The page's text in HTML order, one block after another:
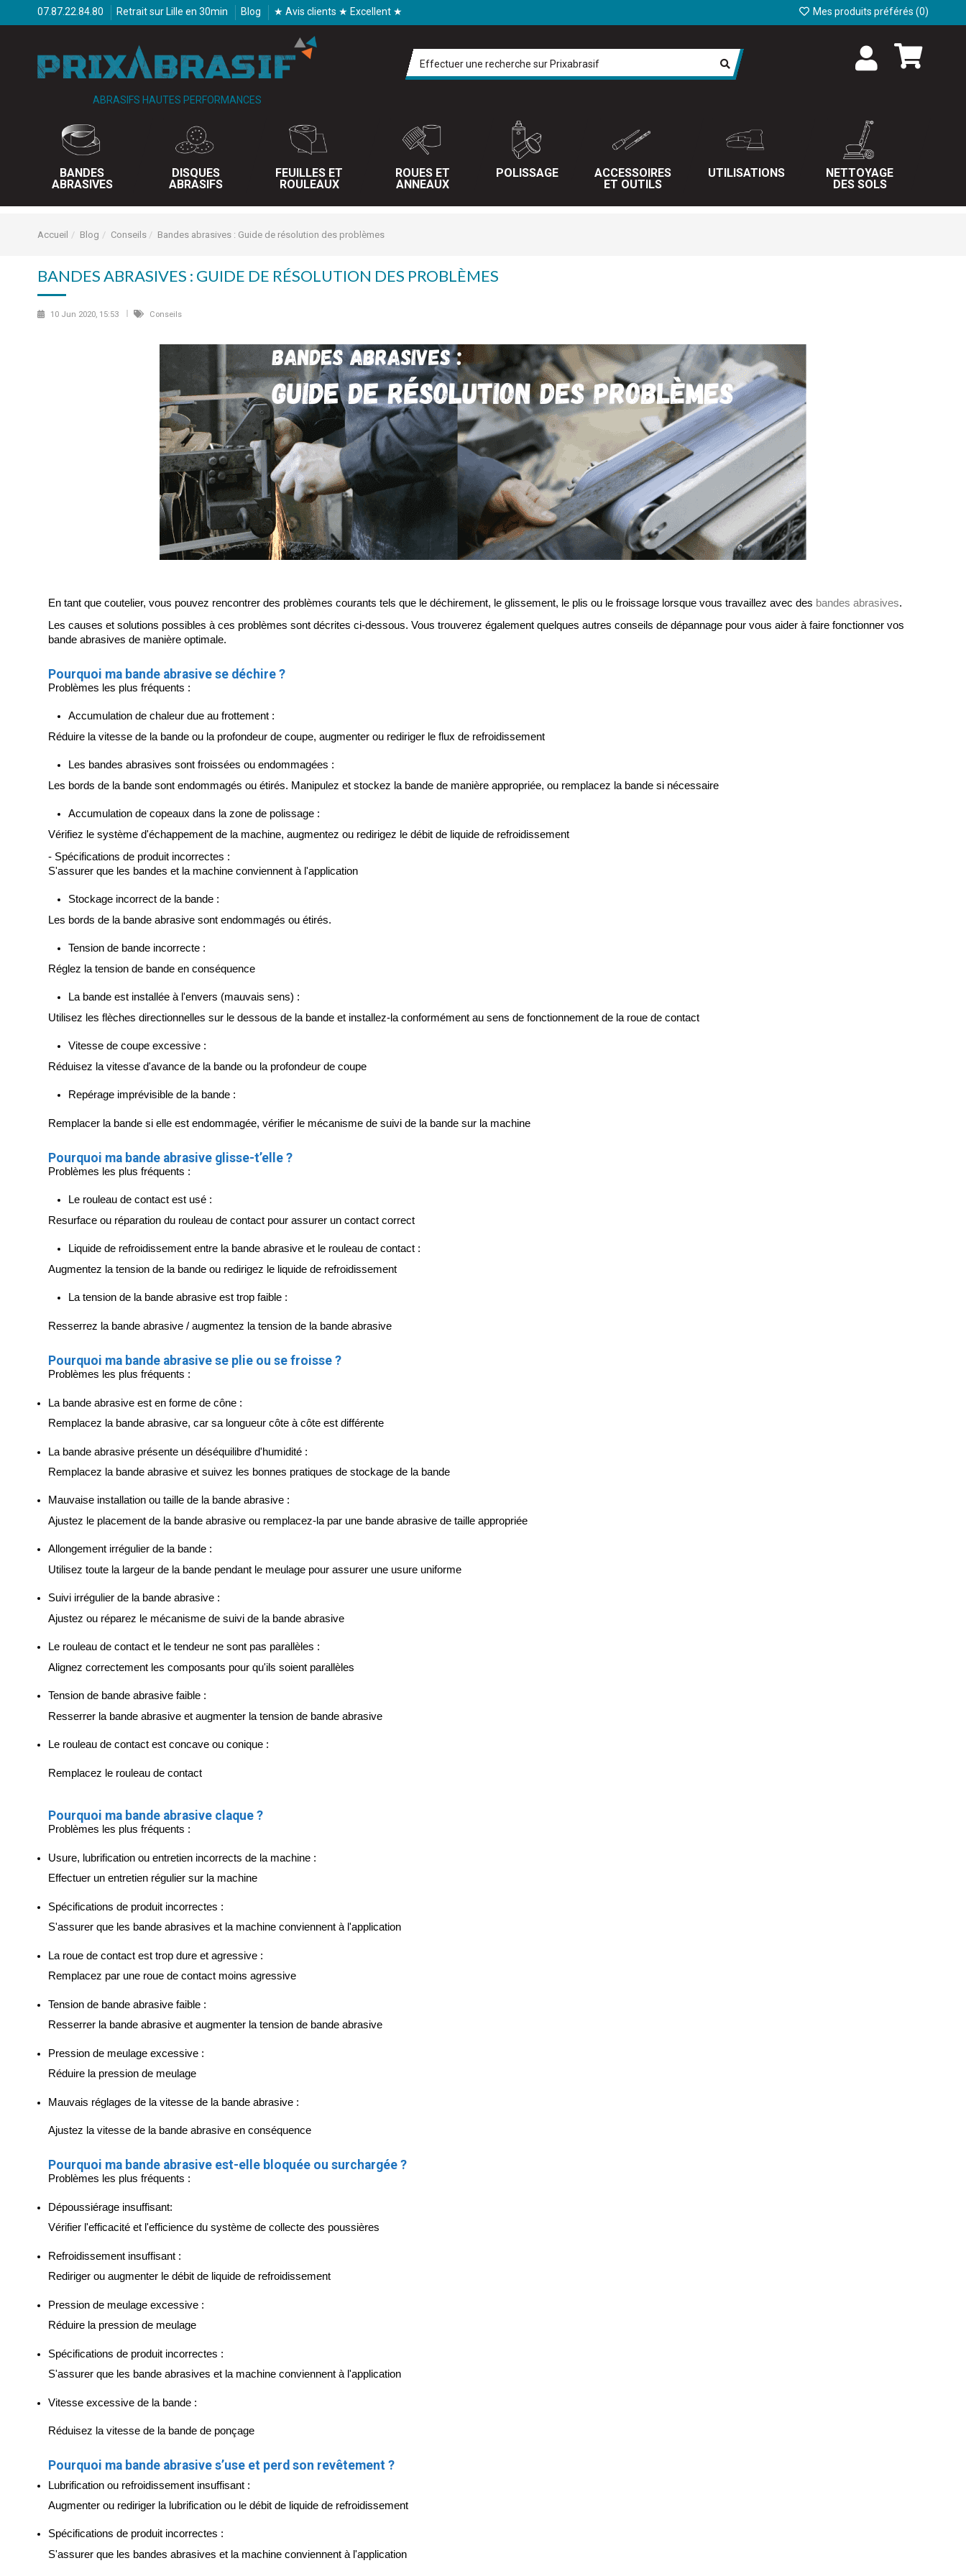
07.87.22.84.80 Retrait sur Lille en 30min Blog ★ Avis clients ★ Excellent ★ Mes produits préférés (0)
ABRASIFS HAUTES PERFORMANCES
BANDES
ABRASIVES
DISQUES
ABRASIFS
FEUILLES ET
ROULEAUX
ROUES ET
ANNEAUX
POLISSAGE
ACCESSOIRES
ET OUTILS
UTILISATIONS
NETTOYAGE
DES SOLS
Accueil Blog Conseils Bandes abrasives : Guide de résolution des problèmes
BANDES ABRASIVES : GUIDE DE RÉSOLUTION DES PROBLÈMES
10 Jun 2020, 15:53 Conseils
En tant que coutelier, vous pouvez rencontrer des problèmes courants tels que le déchirement, le glissement, le plis ou le froissage lorsque vous travaillez avec des bandes abrasives.
Les causes et solutions possibles à ces problèmes sont décrites ci-dessous. Vous trouverez également quelques autres conseils de dépannage pour vous aider à faire fonctionner vos
bande abrasives de manière optimale.
Pourquoi ma bande abrasive se déchire ?
Problèmes les plus fréquents :
Accumulation de chaleur due au frottement :
Réduire la vitesse de la bande ou la profondeur de coupe, augmenter ou rediriger le flux de refroidissement
Les bandes abrasives sont froissées ou endommagées :
Les bords de la bande sont endommagés ou étirés. Manipulez et stockez la bande de manière appropriée, ou remplacez la bande si nécessaire
Accumulation de copeaux dans la zone de polissage :
Vérifiez le système d'échappement de la machine, augmentez ou redirigez le débit de liquide de refroidissement
- Spécifications de produit incorrectes :
S'assurer que les bandes et la machine conviennent à l'application
Stockage incorrect de la bande :
Les bords de la bande abrasive sont endommagés ou étirés.
Tension de bande incorrecte :
Réglez la tension de bande en conséquence
La bande est installée à l'envers (mauvais sens) :
Utilisez les flèches directionnelles sur le dessous de la bande et installez-la conformément au sens de fonctionnement de la roue de contact
Vitesse de coupe excessive :
Réduisez la vitesse d'avance de la bande ou la profondeur de coupe
Repérage imprévisible de la bande :
Remplacer la bande si elle est endommagée, vérifier le mécanisme de suivi de la bande sur la machine
Pourquoi ma bande abrasive glisse-t’elle ?
Problèmes les plus fréquents :
Le rouleau de contact est usé :
Resurface ou réparation du rouleau de contact pour assurer un contact correct
Liquide de refroidissement entre la bande abrasive et le rouleau de contact :
Augmentez la tension de la bande ou redirigez le liquide de refroidissement
La tension de la bande abrasive est trop faible :
Resserrez la bande abrasive / augmentez la tension de la bande abrasive
Pourquoi ma bande abrasive se plie ou se froisse ?
Problèmes les plus fréquents :
La bande abrasive est en forme de cône :
Remplacez la bande abrasive, car sa longueur côte à côte est différente
La bande abrasive présente un déséquilibre d'humidité :
Remplacez la bande abrasive et suivez les bonnes pratiques de stockage de la bande
Mauvaise installation ou taille de la bande abrasive :
Ajustez le placement de la bande abrasive ou remplacez-la par une bande abrasive de taille appropriée
Allongement irrégulier de la bande :
Utilisez toute la largeur de la bande pendant le meulage pour assurer une usure uniforme
Suivi irrégulier de la bande abrasive :
Ajustez ou réparez le mécanisme de suivi de la bande abrasive
Le rouleau de contact et le tendeur ne sont pas parallèles :
Alignez correctement les composants pour qu'ils soient parallèles
Tension de bande abrasive faible :
Resserrer la bande abrasive et augmenter la tension de bande abrasive
Le rouleau de contact est concave ou conique :
Remplacez le rouleau de contact
Pourquoi ma bande abrasive claque ?
Problèmes les plus fréquents :
Usure, lubrification ou entretien incorrects de la machine :
Effectuer un entretien régulier sur la machine
Spécifications de produit incorrectes :
S'assurer que les bande abrasives et la machine conviennent à l'application
La roue de contact est trop dure et agressive :
Remplacez par une roue de contact moins agressive
Tension de bande abrasive faible :
Resserrer la bande abrasive et augmenter la tension de bande abrasive
Pression de meulage excessive :
Réduire la pression de meulage
Mauvais réglages de la vitesse de la bande abrasive :
Ajustez la vitesse de la bande abrasive en conséquence
Pourquoi ma bande abrasive est-elle bloquée ou surchargée ?
Problèmes les plus fréquents :
Dépoussiérage insuffisant:
Vérifier l'efficacité et l'efficience du système de collecte des poussières
Refroidissement insuffisant :
Rediriger ou augmenter le débit de liquide de refroidissement
Pression de meulage excessive :
Réduire la pression de meulage
Spécifications de produit incorrectes :
S'assurer que les bande abrasives et la machine conviennent à l'application
Vitesse excessive de la bande :
Réduisez la vitesse de la bande de ponçage
Pourquoi ma bande abrasive s’use et perd son revêtement ?
Lubrification ou refroidissement insuffisant :
Augmenter ou rediriger la lubrification ou le débit de liquide de refroidissement
Spécifications de produit incorrectes :
S'assurer que les bandes abrasives et la machine conviennent à l'application